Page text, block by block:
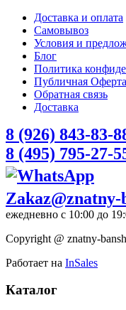
Доставка и оплата
Самовывоз
Условия и
Блог
Политика
Публичная
Обратная связь
Доставка
8 (926) 843-83-
8 (495) 795-27-
ежедневно с 10:00 до
Copyright @ znatny-
Работает на InSales
Каталог